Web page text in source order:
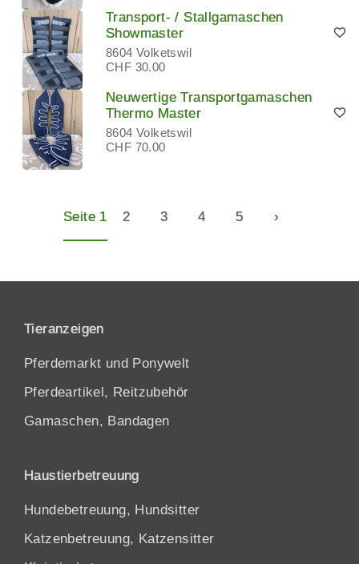
Transport- / Stallgamaschen
Showmaster
8604 Volketswil
CHF 30.00
Neuwertige Transportgamaschen
Thermo Master
8604 Volketswil
CHF 70.00
Seite 1 2 3 4 5 ›
Tieranzeigen
Pferdemarkt und Ponywelt
Pferdeartikel, Reitzubehör
Gamaschen, Bandagen
Haustierbetreuung
Hundebetreuung, Hundsitter
Katzenbetreuung, Katzensitter